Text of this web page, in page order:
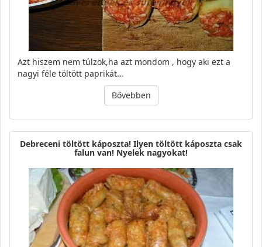
Azt hiszem nem túlzok,ha azt mondom , hogy aki ezt a
nagyi féle töltött paprikát…
Bővebben
Debreceni töltött káposzta! Ilyen töltött káposzta csak
falun van! Nyelek nagyokat!